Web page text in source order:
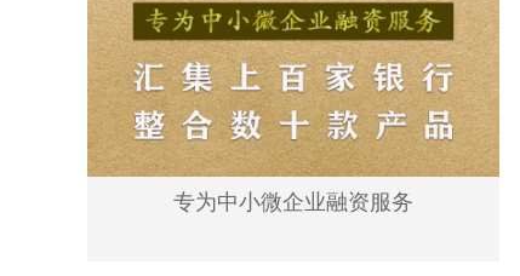
专为中小微企业融资服务